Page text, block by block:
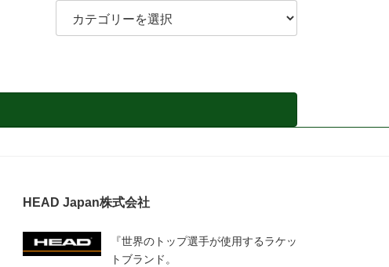
ゴ
HEAD Japan株式会社
『世界のトップ選手が使用するラケッ
トブランド。